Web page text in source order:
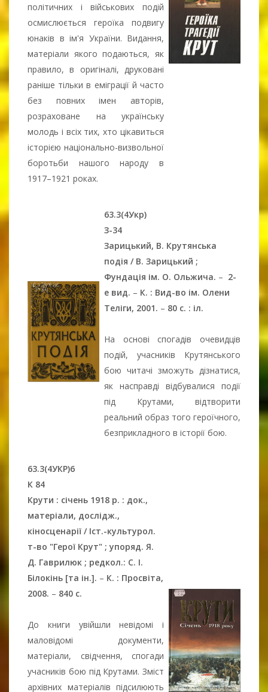
політичних і військових подій
осмислюється героїка подвигу
юнаків в ім'я України. Видання,
матеріали якого подаються, як
правило, в оригіналі, друковані
раніше тільки в еміграції й часто
без повних імен авторів,
розраховане на українську
молодь і всіх тих, хто цікавиться
історією національно-визвольної
боротьби нашого народу в
1917–1921 роках.
63.3(4Укр)
З-34
Зарицький, В. Крутянська
подія / В. Зарицький ;
Фундація ім. О. Ольжича. – 2-
е вид. – К. : Вид-во ім. Олени
Теліги, 2001. – 80 с. : іл.
На основі спогадів очевидців
подій, учасників Крутянського
бою читачі зможуть дізнатися,
як насправді відбувалися події
під Крутами, відтворити
реальний образ того героїчного,
безприкладного в історії бою.
63.3(4УКР)6
К 84
Крути : січень 1918 р. : док.,
матеріали, дослідж.,
кіносценарії / Іст.-культурол.
т-во "Герої Крут" ; упоряд. Я.
Д. Гаврилюк ; редкол.: С. І.
Білокінь [та ін.]. – К. : Просвіта,
2008. – 840 с.
До книги увійшли невідомі і
маловідомі документи,
матеріали, свідчення, спогади
учасників бою під Крутами. Зміст
архівних матеріалів підсилюють